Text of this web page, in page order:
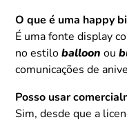
O que é uma happy
É uma fonte display
no estiloballoon ou
comunicações de
Posso usar
Sim, desde que a